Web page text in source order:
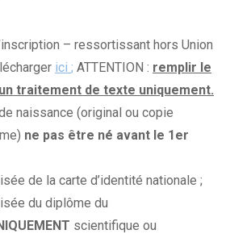
– ressortissant hors Union
ici ; ATTENTION : remplir le
traitement de texte uniquement.
naissance (original ou copie
ne pas être né avant le 1er
de la carte d’identité nationale ;
du diplôme du
scientifique ou